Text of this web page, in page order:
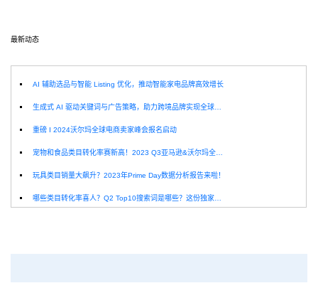
最新动态
AI 辅助选品与智能 Listing 优化，推动智能家电品牌高效增长
生成式 AI 驱动关键词与广告策略，助力跨境品牌实现全球增长突破
重磅 I 2024沃尔玛全球电商卖家峰会报名启动
宠物和食品类目转化率赛新高！2023 Q3亚马逊&沃尔玛全球电商CPC数据发布！
玩具类目销量大飙升？2023年Prime Day数据分析报告来啦！
哪些类目转化率喜人？Q2 Top10搜索词是哪些？这份独家报告来解答！